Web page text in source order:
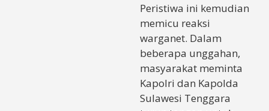
Peristiwa ini kemudian
memicu reaksi
warganet. Dalam
beberapa unggahan,
masyarakat meminta
Kapolri dan Kapolda
Sulawesi Tenggara